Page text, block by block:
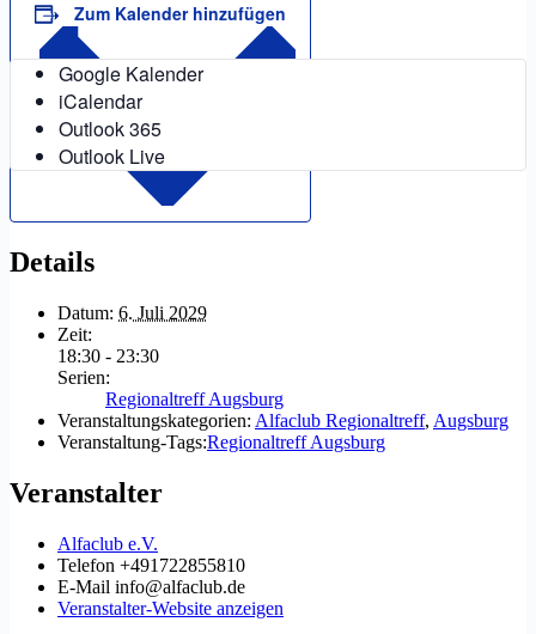
Zum Kalender hinzufügen
Google Kalender
iCalendar
Outlook 365
Outlook Live
Details
Datum: 6. Juli 2029
Zeit:
18:30 - 23:30
Serien:
Regionaltreff Augsburg
Veranstaltungskategorien: Alfaclub Regionaltreff, Augsburg
Veranstaltung-Tags:Regionaltreff Augsburg
Veranstalter
Alfaclub e.V.
Telefon +491722855810
E-Mail info@alfaclub.de
Veranstalter-Website anzeigen